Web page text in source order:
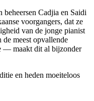
beheersen Cadjia en Saidi
voorgangers, dat ze
van de jonge pianist
meest opvallende
— maakt dit al bijzonder
en heden moeiteloos